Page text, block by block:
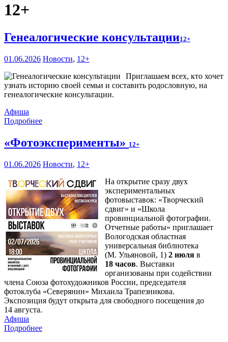
12+
Генеалогические консультации12+
01.06.2026 Новости, 12+
Приглашаем всех, кто хочет
узнать историю своей семьи и составить родословную, на
генеалогические консультации.
Афиша
Подробнее
«Фотоэксперименты» 12+
01.06.2026 Новости, 12+
На открытие сразу двух
экспериментальных
фотовыставок: «Творческий
сдвиг» и «Школа
провинциальной фотографии.
Отчетные работы» приглашает
Вологодская областная
универсальная библиотека
(М. Ульяновой, 1) 2 июля в
18 часов. Выставки
организованы при содействии
члена Союза фотохудожников России, председателя
фотоклуба «Северянин» Михаила Трапезникова.
Экспозиция будут открыта для свободного посещения до
14 августа.
Афиша
Подробнее